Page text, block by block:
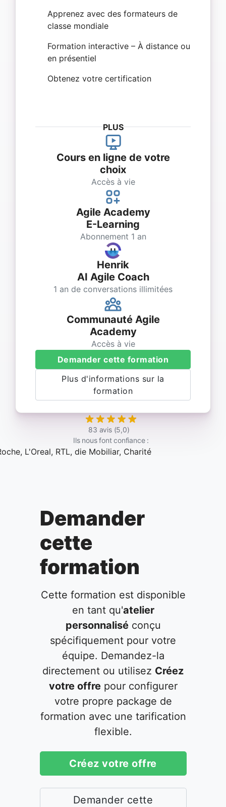
Apprenez avec des formateurs de
classe mondiale
Formation interactive – À distance ou
en présentiel
Obtenez votre certification
PLUS
Cours en ligne de votre
choix
Accès à vie
Agile Academy
E-Learning
Abonnement 1 an
Henrik
AI Agile Coach
1 an de conversations illimitées
Communauté Agile
Academy
Accès à vie
Demander cette formation
Plus d'informations sur la
formation
83 avis (5,0)
Ils nous font confiance :
Demander
cette
formation
Cette formation est disponible
en tant qu'atelier
personnaliséconçu
spécifiquement pour votre
équipe. Demandez-la
directement ou utilisez Créez
votre offrepour configurer
votre propre package de
formation avec une tarification
flexible.
Créez votre offre
Demander cette